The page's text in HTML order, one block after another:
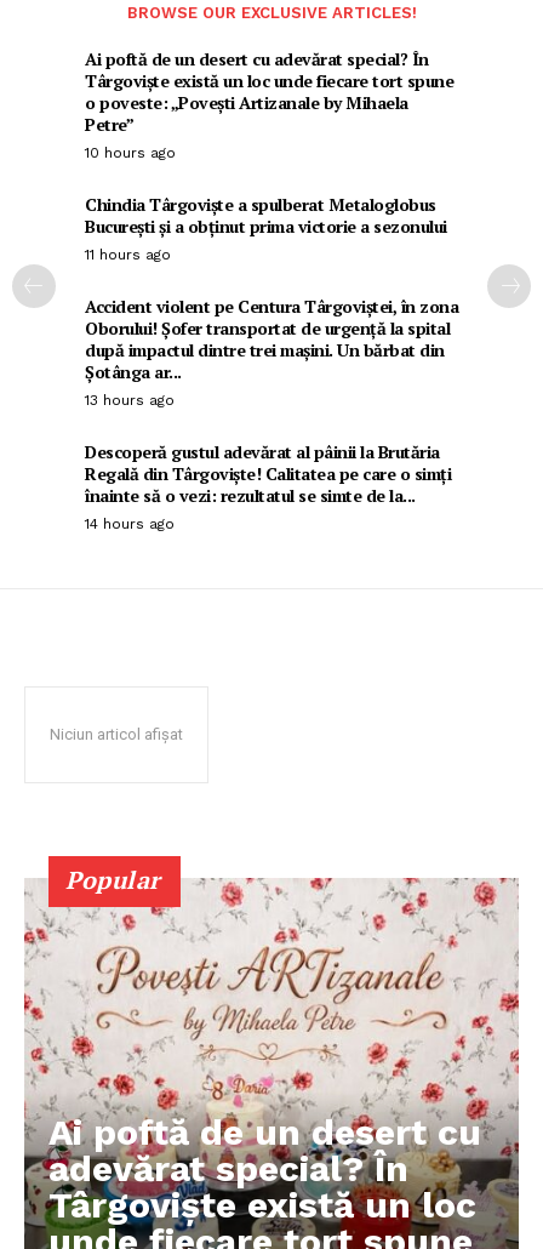
BROWSE OUR EXCLUSIVE ARTICLES!
Ai poftă de un desert cu adevărat special? În
Târgoviște există un loc unde fiecare tort spune
o poveste: „Povești Artizanale by Mihaela
Petre”
10 hours ago
Chindia Târgoviște a spulberat Metaloglobus
București și a obținut prima victorie a sezonului
11 hours ago
Accident violent pe Centura Târgoviștei, în zona
Oborului! Șofer transportat de urgență la spital
după impactul dintre trei mașini. Un bărbat din
Șotânga ar...
13 hours ago
Descoperă gustul adevărat al pâinii la Brutăria
Regală din Târgoviște! Calitatea pe care o simți
înainte să o vezi: rezultatul se simte de la...
14 hours ago
Niciun articol afișat
Popular
Ai poftă de un desert cu
adevărat special? În
Târgoviște există un loc